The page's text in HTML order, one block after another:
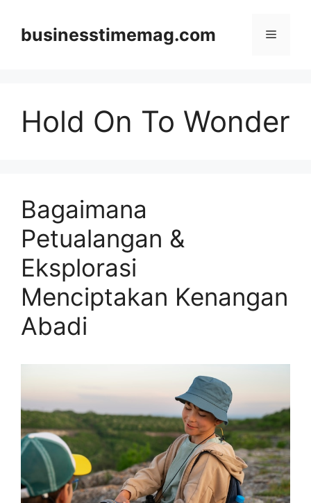
contentbusinesstimemag.com Menu
Hold On To Wonder
Bagaimana
Petualangan &
Eksplorasi
Menciptakan Kenangan
Abadi